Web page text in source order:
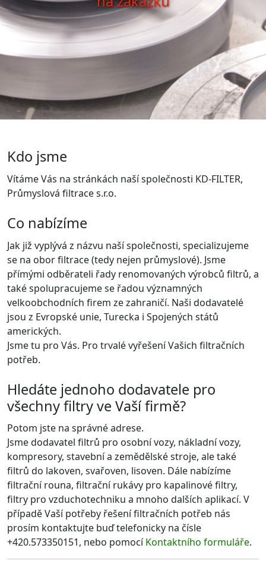
Kdo jsme
Vítáme Vás na stránkách naší společnosti KD-FILTER,
Průmyslová filtrace s.r.o.
Co nabízíme
Jak již vyplývá z názvu naší společnosti, specializujeme
se na obor filtrace (tedy nejen průmyslové). Jsme
přímými odběrateli řady renomovaných výrobců filtrů, a
také spolupracujeme se řadou významných
velkoobchodních firem ze zahraničí. Naši dodavatelé
jsou z Evropské unie, Turecka i Spojených států
amerických.
Jsme tu pro Vás. Pro trvalé vyřešení Vašich filtračních
potřeb.
Hledáte jednoho dodavatele pro
všechny filtry ve Vaší firmě?
Potom jste na správné adrese.
Jsme dodavatel filtrů pro osobní vozy, nákladní vozy,
kompresory, stavební a zemědělské stroje, ale také
filtrů do lakoven, svařoven, lisoven. Dále nabízíme
filtrační rouna, filtrační rukávy pro kapalinové filtry,
filtry pro vzduchotechniku a mnoho dalších aplikací. V
případě Vaší potřeby řešení filtračních potřeb nás
prosím kontaktujte buď telefonicky na čísle
+420.573350151, nebo pomocíKontaktního formuláře.